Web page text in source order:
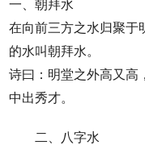
一、朝拜水
在向前三方之水归聚于
的水叫朝拜水。
诗曰：明堂之外高又高
中出秀才。
二、八字水